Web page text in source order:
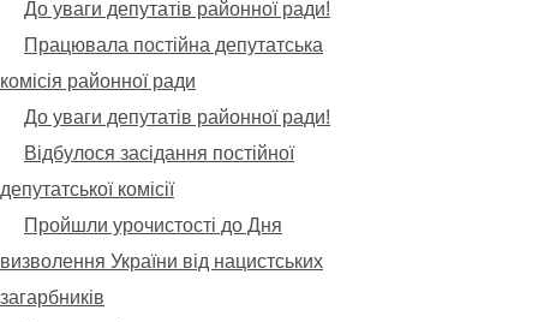
До уваги депутатів районної ради!
Працювала постійна депутатська
комісія районної ради
До уваги депутатів районної ради!
Відбулося засідання постійної
депутатської комісії
Пройшли урочистості до Дня
визволення України від нацистських
загарбників